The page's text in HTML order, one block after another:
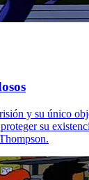
y su único
su